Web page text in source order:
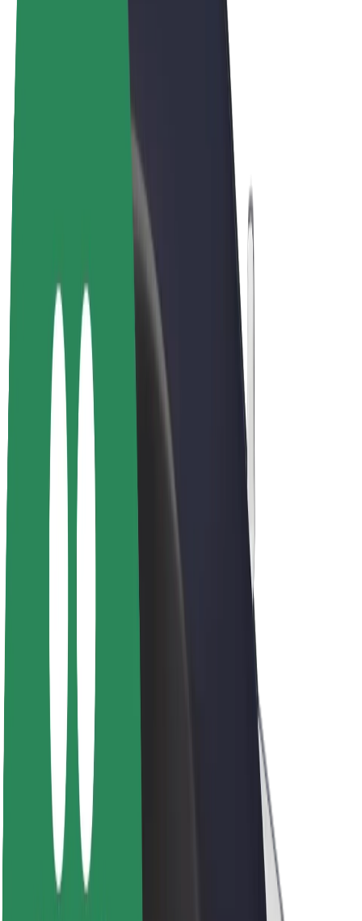
Vozniki
Zaslužki za voznike
Dostavljavci
Zaslužki za dostavljavce
Ponudniki Bolt Food
Vozni parki
Franšize
Smernice blagovne znamke
Poslanstvo
Odnosi z vlagatelji
Vodstvo
Blagovna znamka
Mediji
Urban Fund
Varnost